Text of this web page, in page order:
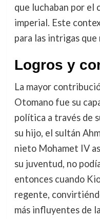
que luchaban por el
imperial. Este
para las intrigas que
Logros y
La mayor
Otomano fue su
política a través de
su hijo, el sultán
nieto Mohamet IV
su juventud, no
entonces cuando
regente,
más influyentes de